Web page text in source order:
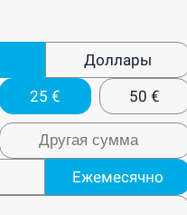
Доллары
25 € 50 €
Ежемесячно